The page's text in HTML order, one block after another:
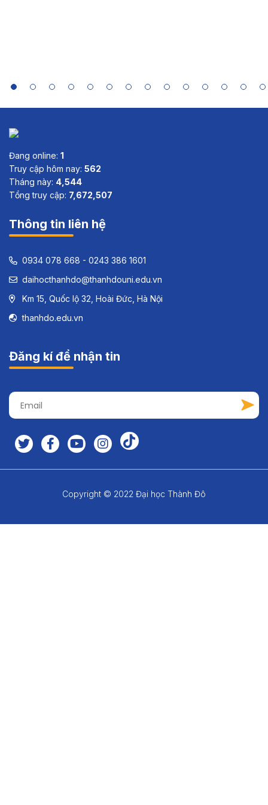
Nam
Đang online: 1
Truy cập hôm nay: 562
Tháng này: 4,544
Tổng truy cập: 7,672,507
Thông tin liên hệ
0934 078 668 - 0243 386 1601
daihocthanhdo@thanhdouni.edu.vn
Km 15, Quốc lộ 32, Hoài Đức, Hà Nội
thanhdo.edu.vn
Đăng kí để nhận tin
Copyright © 2022 Đại học Thành Đô